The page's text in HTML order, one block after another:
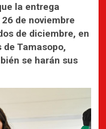
la entrega
de noviembre
de diciembre, en
Tamasopo,
se harán sus